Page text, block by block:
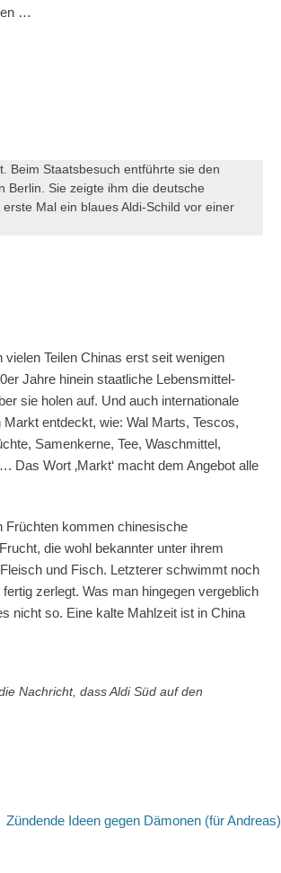
…
Beim Staatsbesuch entführte sie den
Berlin. Sie zeigte ihm die deutsche
Mal ein blaues Aldi-Schild vor einer
Teilen Chinas erst seit wenigen
Jahre hinein staatliche Lebensmittel-
sie holen auf. Und auch internationale
entdeckt, wie: Wal Marts, Tescos,
Samenkerne, Tee, Waschmittel,
Das Wort ‚Markt‘ macht dem Angebot alle
Früchten kommen chinesische
die wohl bekannter unter ihrem
und Fisch. Letzterer schwimmt noch
zerlegt. Was man hingegen vergeblich
nicht so. Eine kalte Mahlzeit ist in China
Nachricht, dass Aldi Süd auf den
Nächster
Zündende Ideen gegen Dämonen (für Andreas)